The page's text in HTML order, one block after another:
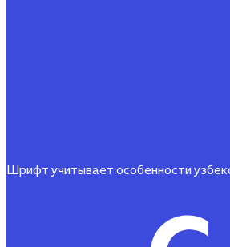
Шрифт учитывает особенности